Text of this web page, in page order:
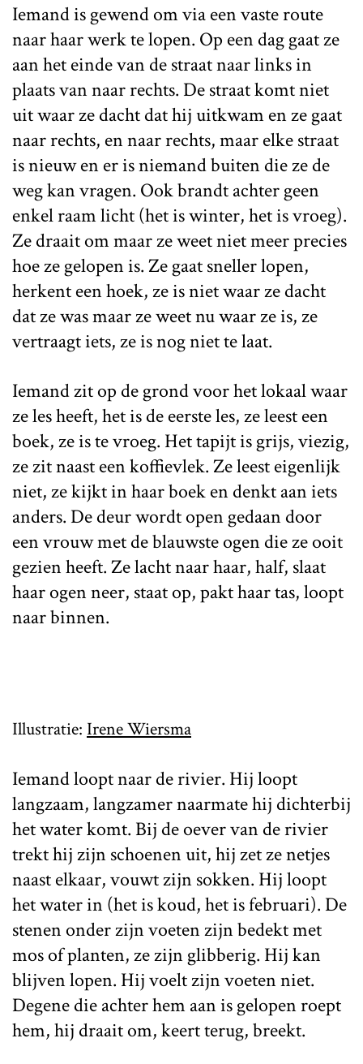
Iemand is gewend om via een vaste route
naar haar werk te lopen. Op een dag gaat ze
aan het einde van de straat naar links in
plaats van naar rechts. De straat komt niet
uit waar ze dacht dat hij uitkwam en ze gaat
naar rechts, en naar rechts, maar elke straat
is nieuw en er is niemand buiten die ze de
weg kan vragen. Ook brandt achter geen
enkel raam licht (het is winter, het is vroeg).
Ze draait om maar ze weet niet meer precies
hoe ze gelopen is. Ze gaat sneller lopen,
herkent een hoek, ze is niet waar ze dacht
dat ze was maar ze weet nu waar ze is, ze
vertraagt iets, ze is nog niet te laat.
Iemand zit op de grond voor het lokaal waar
ze les heeft, het is de eerste les, ze leest een
boek, ze is te vroeg. Het tapijt is grijs, viezig,
ze zit naast een koffievlek. Ze leest eigenlijk
niet, ze kijkt in haar boek en denkt aan iets
anders. De deur wordt open gedaan door
een vrouw met de blauwste ogen die ze ooit
gezien heeft. Ze lacht naar haar, half, slaat
haar ogen neer, staat op, pakt haar tas, loopt
naar binnen.
Illustratie: Irene Wiersma
Iemand loopt naar de rivier. Hij loopt
langzaam, langzamer naarmate hij dichterbij
het water komt. Bij de oever van de rivier
trekt hij zijn schoenen uit, hij zet ze netjes
naast elkaar, vouwt zijn sokken. Hij loopt
het water in (het is koud, het is februari). De
stenen onder zijn voeten zijn bedekt met
mos of planten, ze zijn glibberig. Hij kan
blijven lopen. Hij voelt zijn voeten niet.
Degene die achter hem aan is gelopen roept
hem, hij draait om, keert terug, breekt.